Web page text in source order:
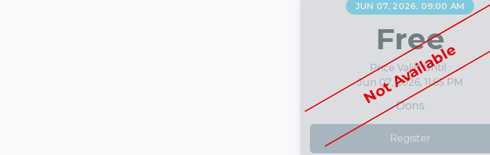
Not Available
JUN 07, 2026, 09:00 AM
Free
Price Valid Until :
Jun 07, 2026, 11:55 PM
Dons
Register